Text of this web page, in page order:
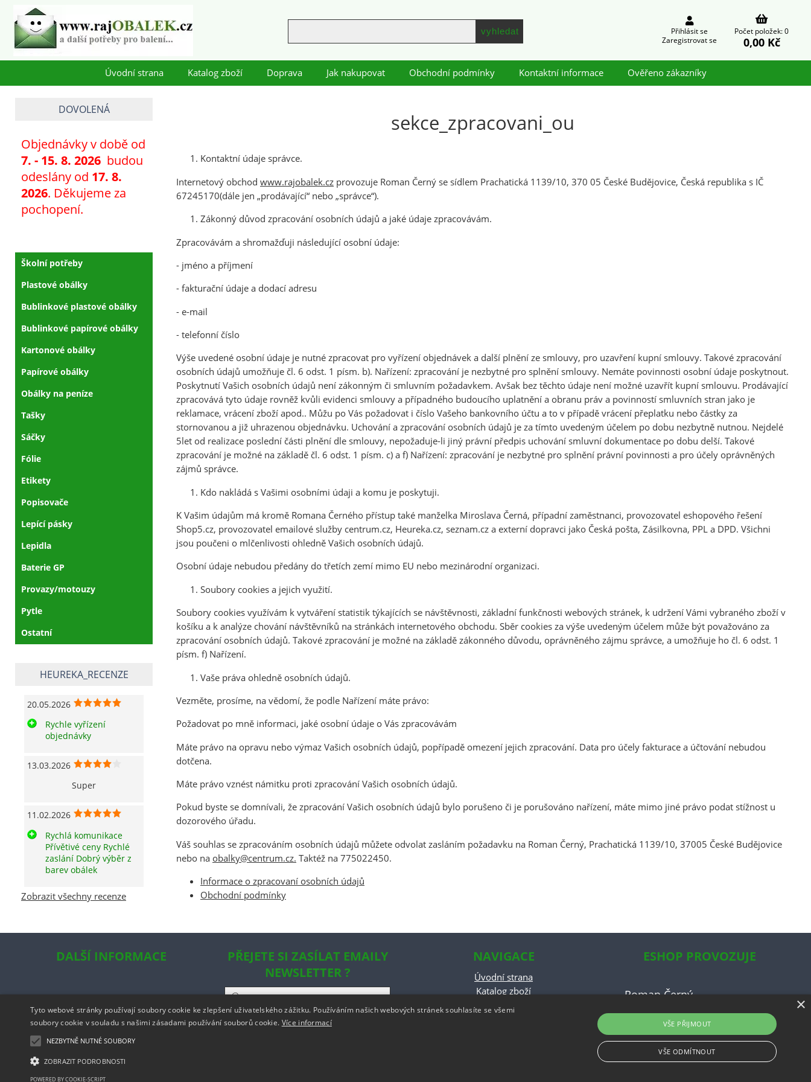
Přihlásit se
Zaregistrovat se
Počet položek: 0
0,00 Kč
Úvodní strana Katalog zboží Doprava Jak nakupovat Obchodní podmínky Kontaktní informace Ověřeno zákazníky
sekce_zpracovani_ou
Kontaktní údaje správce.
Internetový obchod www.rajobalek.cz provozuje Roman Černý se sídlem Prachatická 1139/10, 370 05 České Budějovice, Česká republika s IČ
67245170(dále jen „prodávající“ nebo „správce“).
Zákonný důvod zpracování osobních údajů a jaké údaje zpracovávám.
Zpracovávám a shromažďuji následující osobní údaje:
- jméno a příjmení
- fakturační údaje a dodací adresu
- e-mail
- telefonní číslo
Výše uvedené osobní údaje je nutné zpracovat pro vyřízení objednávek a další plnění ze smlouvy, pro uzavření kupní smlouvy. Takové zpracování
osobních údajů umožňuje čl. 6 odst. 1 písm. b). Nařízení: zpracování je nezbytné pro splnění smlouvy. Nemáte povinnosti osobní údaje poskytnout.
Poskytnutí Vašich osobních údajů není zákonným či smluvním požadavkem. Avšak bez těchto údaje není možné uzavřít kupní smlouvu. Prodávající
zpracovává tyto údaje rovněž kvůli evidenci smlouvy a případného budoucího uplatnění a obranu práv a povinností smluvních stran jako je
reklamace, vrácení zboží apod.. Můžu po Vás požadovat i číslo Vašeho bankovního účtu a to v případě vrácení přeplatku nebo částky za
stornovanou a již uhrazenou objednávku. Uchování a zpracování osobních údajů je za tímto uvedeným účelem po dobu nezbytně nutnou. Nejdelé
5let od realizace poslední části plnění dle smlouvy, nepožaduje-li jiný právní předpis uchování smluvní dokumentace po dobu delší. Takové
zpracování je možné na základě čl. 6 odst. 1 písm. c) a f) Nařízení: zpracování je nezbytné pro splnění právní povinnosti a pro účely oprávněných
zájmů správce.
Kdo nakládá s Vašimi osobními údaji a komu je poskytuji.
K Vašim údajům má kromě Romana Černého přístup také manželka Miroslava Černá, případní zaměstnanci, provozovatel eshopového řešení
Shop5.cz, provozovatel emailové služby centrum.cz, Heureka.cz, seznam.cz a externí dopravci jako Česká pošta, Zásilkovna, PPL a DPD. Všichni
jsou poučeni o mlčenlivosti ohledně Vašich osobních údajů.
Osobní údaje nebudou předány do třetích zemí mimo EU nebo mezinárodní organizaci.
Soubory cookies a jejich využití.
Soubory cookies využívám k vytváření statistik týkajících se návštěvnosti, základní funkčnosti webových stránek, k udržení Vámi vybraného zboží v
košíku a k analýze chování návštěvníků na stránkách internetového obchodu. Sběr cookies za výše uvedeným účelem může být považováno za
zpracování osobních údajů. Takové zpracování je možné na základě zákonného důvodu, oprávněného zájmu správce, a umožňuje ho čl. 6 odst. 1
písm. f) Nařízení.
Vaše práva ohledně osobních údajů.
Vezměte, prosíme, na vědomí, že podle Nařízení máte právo:
Požadovat po mně informaci, jaké osobní údaje o Vás zpracovávám
Máte právo na opravu nebo výmaz Vašich osobních údajů, popřípadě omezení jejich zpracování. Data pro účely fakturace a účtování nebudou
dotčena.
Máte právo vznést námitku proti zpracování Vašich osobních údajů.
Pokud byste se domnívali, že zpracování Vašich osobních údajů bylo porušeno či je porušováno nařízení, máte mimo jiné právo podat stížnost u
dozorového úřadu.
Váš souhlas se zpracováním osobních údajů můžete odvolat zasláním požadavku na Roman Černý, Prachatická 1139/10, 37005 České Budějovice
nebo na obalky@centrum.cz. Taktéž na 775022450.
Informace o zpracovaní osobních údajů
Obchodní podmínky
DOVOLENÁ
Objednávky v době od
7. - 15. 8. 2026 budou
odeslány od 17. 8.
2026. Děkujeme za
pochopení.
Školní potřeby
Plastové obálky
Bublinkové plastové obálky
Bublinkové papírové obálky
Kartonové obálky
Papírové obálky
Obálky na peníze
Tašky
Sáčky
Fólie
Etikety
Popisovače
Lepící pásky
Lepidla
Baterie GP
Provazy/motouzy
Pytle
Ostatní
HEUREKA_RECENZE
20.05.2026
Rychle vyřízení
objednávky
13.03.2026
Super
11.02.2026
Rychlá komunikace
Přívětivé ceny Rychlé
zaslání Dobrý výběr z
barev obálek
Zobrazit všechny recenze
DALŠÍ INFORMACE
PŘEJETE SI ZASÍLAT EMAILY
NEWSLETTER ?
NAVIGACE
Úvodní strana
Katalog zboží
Nákupní košík
ESHOP PROVOZUJE
Roman Černý
×
Tyto webové stránky používají soubory cookie ke zlepšení uživatelského zážitku. Používáním našich webových stránek souhlasíte se všemi
soubory cookie v souladu s našimi zásadami používání souborů cookie. Více informací
NEZBYTNĚ NUTNÉ SOUBORY
ZOBRAZIT PODROBNOSTI
VŠE PŘIJMOUT
VŠE ODMÍTNOUT
POWERED BY COOKIE-SCRIPT